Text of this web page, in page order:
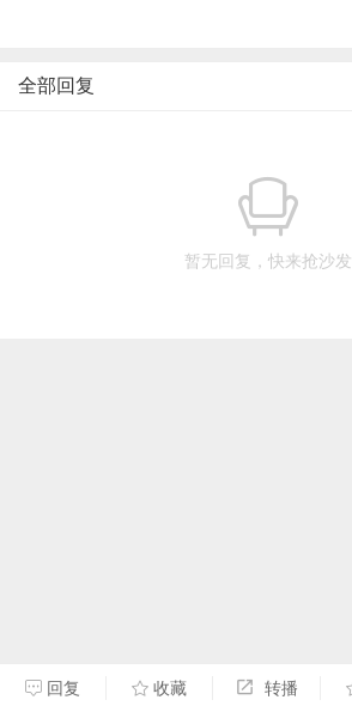
全部回复
暂无回复，快来抢沙发
回复 收藏 转播